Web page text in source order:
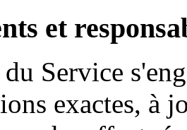
et
Service
exactes, à